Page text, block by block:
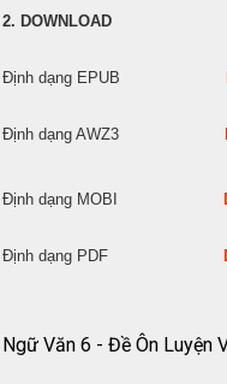
2. DOWNLOAD
Định dạng EPUB
Định dạng AWZ3
Định dạng MOBI
Định dạng PDF
Ngữ Văn 6 - Đề Ôn Luyện